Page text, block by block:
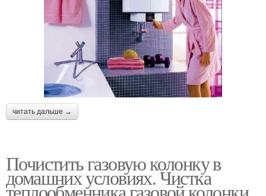
читать дальше →
Почистить газовую колонку в
домашних условиях. Чистка